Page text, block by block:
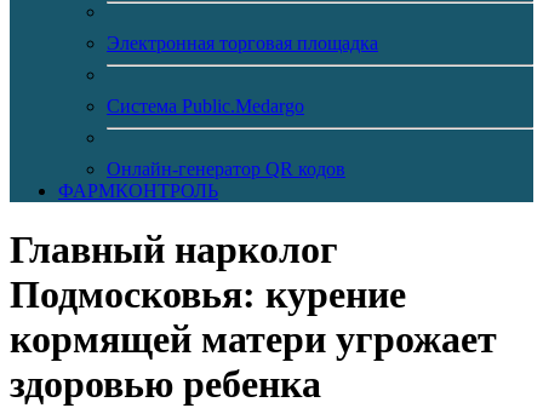
Электронная торговая площадка
Система Public.Medargo
Онлайн-генератор QR кодов
ФАРМКОНТРОЛЬ
Главный нарколог
Подмосковья: курение
кормящей матери угрожает
здоровью ребенка